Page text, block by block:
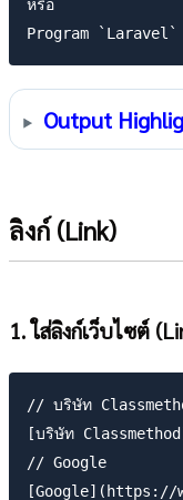
หรือ
Output
ลิงก์ (Link)
1. ใส่ลิงก์เว็บไซต์
// บริษัท
[บริษัท
// Google
[Google](https://